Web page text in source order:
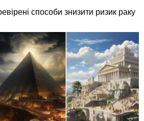
способи знизити ризик раку